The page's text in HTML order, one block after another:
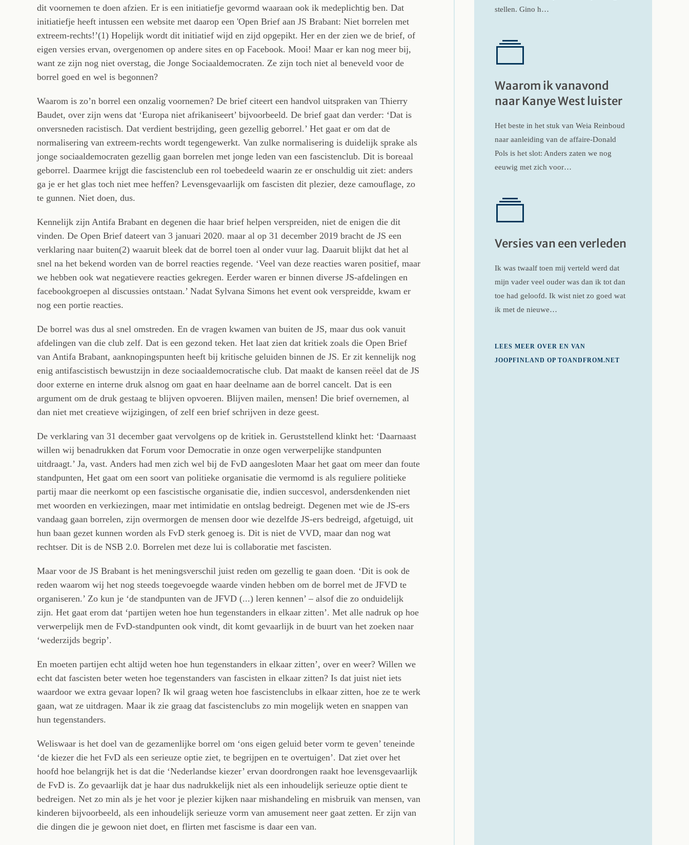
dit voornemen te doen afzien. Er is een initiatiefje gevormd waaraan ook ik medeplichtig ben. Dat
initiatiefje heeft intussen een website met daarop een 'Open Brief aan JS Brabant: Niet borrelen met
extreem-rechts!’(1) Hopelijk wordt dit initiatief wijd en zijd opgepikt. Her en der zien we de brief, of
eigen versies ervan, overgenomen op andere sites en op Facebook. Mooi! Maar er kan nog meer bij,
want ze zijn nog niet overstag, die Jonge Sociaaldemocraten. Ze zijn toch niet al beneveld voor de
borrel goed en wel is begonnen?
Waarom is zo’n borrel een onzalig voornemen? De brief citeert een handvol uitspraken van Thierry
Baudet, over zijn wens dat ‘Europa niet afrikaniseert’ bijvoorbeeld. De brief gaat dan verder: ‘Dat is
onversneden racistisch. Dat verdient bestrijding, geen gezellig geborrel.’ Het gaat er om dat de
normalisering van extreem-rechts wordt tegengewerkt. Van zulke normalisering is duidelijk sprake als
jonge sociaaldemocraten gezellig gaan borrelen met jonge leden van een fascistenclub. Dit is boreaal
geborrel. Daarmee krijgt die fascistenclub een rol toebedeeld waarin ze er onschuldig uit ziet: anders
ga je er het glas toch niet mee heffen? Levensgevaarlijk om fascisten dit plezier, deze camouflage, zo
te gunnen. Niet doen, dus.
Kennelijk zijn Antifa Brabant en degenen die haar brief helpen verspreiden, niet de enigen die dit
vinden. De Open Brief dateert van 3 januari 2020. maar al op 31 december 2019 bracht de JS een
verklaring naar buiten(2) waaruit bleek dat de borrel toen al onder vuur lag. Daaruit blijkt dat het al
snel na het bekend worden van de borrel reacties regende. ‘Veel van deze reacties waren positief, maar
we hebben ook wat negatievere reacties gekregen. Eerder waren er binnen diverse JS-afdelingen en
facebookgroepen al discussies ontstaan.’ Nadat Sylvana Simons het event ook verspreidde, kwam er
nog een portie reacties.
De borrel was dus al snel omstreden. En de vragen kwamen van buiten de JS, maar dus ook vanuit
afdelingen van die club zelf. Dat is een gezond teken. Het laat zien dat kritiek zoals die Open Brief
van Antifa Brabant, aanknopingspunten heeft bij kritische geluiden binnen de JS. Er zit kennelijk nog
enig antifascistisch bewustzijn in deze sociaaldemocratische club. Dat maakt de kansen reëel dat de JS
door externe en interne druk alsnog om gaat en haar deelname aan de borrel cancelt. Dat is een
argument om de druk gestaag te blijven opvoeren. Blijven mailen, mensen! Die brief overnemen, al
dan niet met creatieve wijzigingen, of zelf een brief schrijven in deze geest.
De verklaring van 31 december gaat vervolgens op de kritiek in. Geruststellend klinkt het: ‘Daarnaast
willen wij benadrukken dat Forum voor Democratie in onze ogen verwerpelijke standpunten
uitdraagt.’ Ja, vast. Anders had men zich wel bij de FvD aangesloten Maar het gaat om meer dan foute
standpunten, Het gaat om een soort van politieke organisatie die vermomd is als reguliere politieke
partij maar die neerkomt op een fascistische organisatie die, indien succesvol, andersdenkenden niet
met woorden en verkiezingen, maar met intimidatie en ontslag bedreigt. Degenen met wie de JS-ers
vandaag gaan borrelen, zijn overmorgen de mensen door wie dezelfde JS-ers bedreigd, afgetuigd, uit
hun baan gezet kunnen worden als FvD sterk genoeg is. Dit is niet de VVD, maar dan nog wat
rechtser. Dit is de NSB 2.0. Borrelen met deze lui is collaboratie met fascisten.
Maar voor de JS Brabant is het meningsverschil juist reden om gezellig te gaan doen. ‘Dit is ook de
reden waarom wij het nog steeds toegevoegde waarde vinden hebben om de borrel met de JFVD te
organiseren.’ Zo kun je ‘de standpunten van de JFVD (...) leren kennen’ – alsof die zo onduidelijk
zijn. Het gaat erom dat ‘partijen weten hoe hun tegenstanders in elkaar zitten’. Met alle nadruk op hoe
verwerpelijk men de FvD-standpunten ook vindt, dit komt gevaarlijk in de buurt van het zoeken naar
‘wederzijds begrip’.
En moeten partijen echt altijd weten hoe hun tegenstanders in elkaar zitten’, over en weer? Willen we
echt dat fascisten beter weten hoe tegenstanders van fascisten in elkaar zitten? Is dat juist niet iets
waardoor we extra gevaar lopen? Ik wil graag weten hoe fascistenclubs in elkaar zitten, hoe ze te werk
gaan, wat ze uitdragen. Maar ik zie graag dat fascistenclubs zo min mogelijk weten en snappen van
hun tegenstanders.
Weliswaar is het doel van de gezamenlijke borrel om ‘ons eigen geluid beter vorm te geven’ teneinde
‘de kiezer die het FvD als een serieuze optie ziet, te begrijpen en te overtuigen’. Dat ziet over het
hoofd hoe belangrijk het is dat die ‘Nederlandse kiezer’ ervan doordrongen raakt hoe levensgevaarlijk
de FvD is. Zo gevaarlijk dat je haar dus nadrukkelijk niet als een inhoudelijk serieuze optie dient te
bedreigen. Net zo min als je het voor je plezier kijken naar mishandeling en misbruik van mensen, van
kinderen bijvoorbeeld, als een inhoudelijk serieuze vorm van amusement neer gaat zetten. Er zijn van
die dingen die je gewoon niet doet, en flirten met fascisme is daar een van.
stellen. Gino h…
Waarom ik vanavond
naar Kanye West luister
Het beste in het stuk van Weia Reinboud
naar aanleiding van de affaire-Donald
Pols is het slot: Anders zaten we nog
eeuwig met zich voor…
Versies van een verleden
Ik was twaalf toen mij verteld werd dat
mijn vader veel ouder was dan ik tot dan
toe had geloofd. Ik wist niet zo goed wat
ik met de nieuwe…
LEES MEER OVER EN VAN
JOOPFINLAND OP TOANDFROM.NET